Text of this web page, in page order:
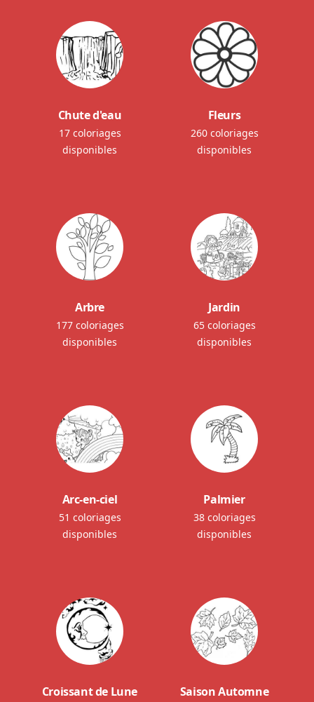
Chute d'eau
17 coloriages
disponibles
Fleurs
260 coloriages
disponibles
Arbre
177 coloriages
disponibles
Jardin
65 coloriages
disponibles
Arc-en-ciel
51 coloriages
disponibles
Palmier
38 coloriages
disponibles
Croissant de Lune Saison Automne